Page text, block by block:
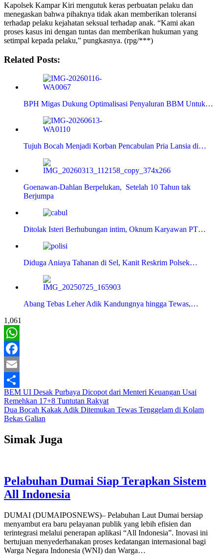
Kapolsek Kampar Kiri mengutuk keras perbuatan pelaku dan
menegaskan bahwa pihaknya tidak akan memberikan toleransi
terhadap pelaku kejahatan seksual terhadap anak. “Kami akan
proses kasus ini dengan tuntas dan memberikan hukuman yang
setimpal kepada pelaku,” pungkasnya. (rpg/***)
Related Posts:
BPH Migas Dukung Optimalisasi Penyaluran BBM Untuk…
Tujuh Bocah Menjadi Korban Pencabulan Pria Lansia di…
Goenawan-Dahlan Berpelukan, Setelah 10 Tahun tak
Berjumpa
Ditolak Isteri Berhubungan intim, Oknum Karyawan PT…
Diduga Aniaya Tahanan di Sel, Kanit Reskrim Polsek…
Abang Tebas Leher Adik Kandungnya hingga Tewas,…
1,061
WhatsApp
Facebook
Email
Share
Navigasi
pos
BEM UI Desak Purbaya Dicopot dari Menteri Keuangan Usai
Remehkan 17+8 Tuntutan Rakyat
Dua Bocah Kakak Adik Ditemukan Tewas Tenggelam di Kolam
Bekas Galian
Simak Juga
Pelabuhan Dumai Siap Terapkan Sistem
All Indonesia
DUMAI (DUMAIPOSNEWS)– Pelabuhan Laut Dumai bersiap
menyambut era baru pelayanan publik yang lebih efisien dan
terintegrasi melalui penerapan aplikasi “All Indonesia”. Inovasi ini
bertujuan menyederhanakan proses kedatangan internasional bagi
Warga Negara Indonesia (WNI) dan Warga…